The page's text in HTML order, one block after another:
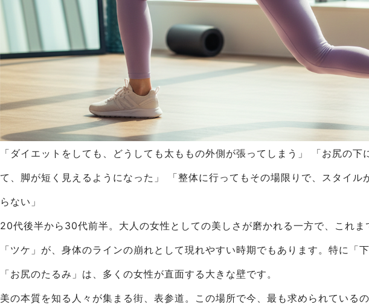
「ダイエットをしても、どうしても太ももの外側が張ってしまう」 「お尻の下
て、脚が短く見えるようになった」 「整体に行ってもその場限りで、スタイル
らない」
20代後半から30代前半。大人の女性としての美しさが磨かれる一方で、これま
「ツケ」が、身体のラインの崩れとして現れやすい時期でもあります。特に「
「お尻のたるみ」は、多くの女性が直面する大きな壁です。
美の本質を知る人々が集まる街、表参道。この場所で今、最も求められている